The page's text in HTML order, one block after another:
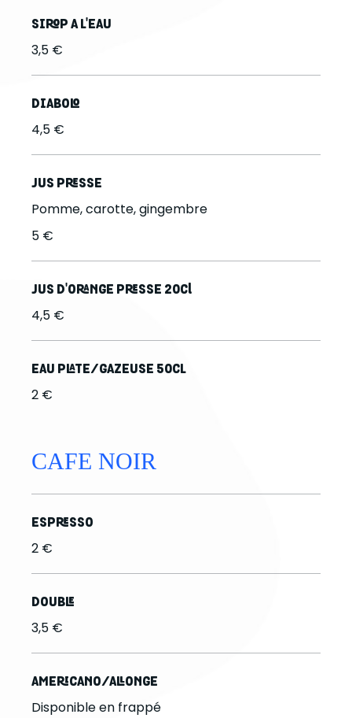
SIROP A L'EAU
3,5 €
DIABOLO
4,5 €
JUS PRESSE
Pomme, carotte, gingembre
5 €
JUS D'ORANGE PRESSE 20cl
4,5 €
EAU PLATE/GAZEUSE 50CL
2 €
CAFE NOIR
ESPRESSO
2 €
DOUBLE
3,5 €
AMERICANO/ALLONGE
Disponible en frappé